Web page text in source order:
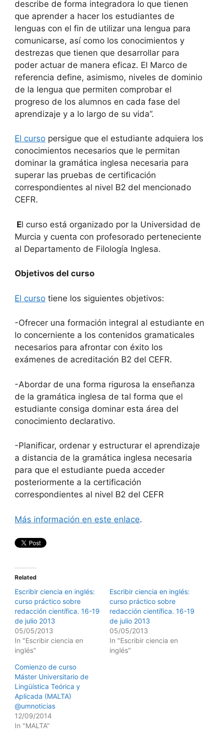
describe de forma integradora lo que tienen
que aprender a hacer los estudiantes de
lenguas con el fin de utilizar una lengua para
comunicarse, así como los conocimientos y
destrezas que tienen que desarrollar para
poder actuar de manera eficaz. El Marco de
referencia define, asimismo, niveles de dominio
de la lengua que permiten comprobar el
progreso de los alumnos en cada fase del
aprendizaje y a lo largo de su vida”.
El curso persigue que el estudiante adquiera los
conocimientos necesarios que le permitan
dominar la gramática inglesa necesaria para
superar las pruebas de certificación
correspondientes al nivel B2 del mencionado
CEFR.
El curso está organizado por la Universidad de
Murcia y cuenta con profesorado perteneciente
al Departamento de Filología Inglesa.
Objetivos del curso
El curso tiene los siguientes objetivos:
-Ofrecer una formación integral al estudiante en
lo concerniente a los contenidos gramaticales
necesarios para afrontar con éxito los
exámenes de acreditación B2 del CEFR.
-Abordar de una forma rigurosa la enseñanza
de la gramática inglesa de tal forma que el
estudiante consiga dominar esta área del
conocimiento declarativo.
-Planificar, ordenar y estructurar el aprendizaje
a distancia de la gramática inglesa necesaria
para que el estudiante pueda acceder
posteriormente a la certificación
correspondientes al nivel B2 del CEFR
Más información en este enlace.
Related
Escribir ciencia en inglés:
curso práctico sobre
redacción científica. 16-19
de julio 2013
05/05/2013
In "Escribir ciencia en
inglés"
Escribir ciencia en inglés:
curso práctico sobre
redacción científica. 16-19
de julio 2013
05/05/2013
In "Escribir ciencia en
inglés"
Comienzo de curso
Máster Universitario de
Lingüística Teórica y
Aplicada (MALTA)
@umnoticias
12/09/2014
In "MALTA"